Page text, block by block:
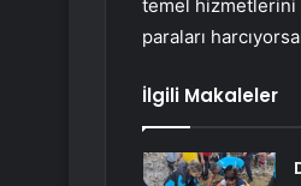
temel hizmetlerini
paraları
İlgili Makaleler